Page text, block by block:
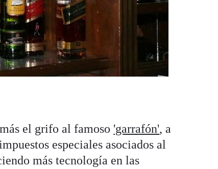
el grifo al famoso 'garrafón', a
especiales asociados al
más tecnología en las